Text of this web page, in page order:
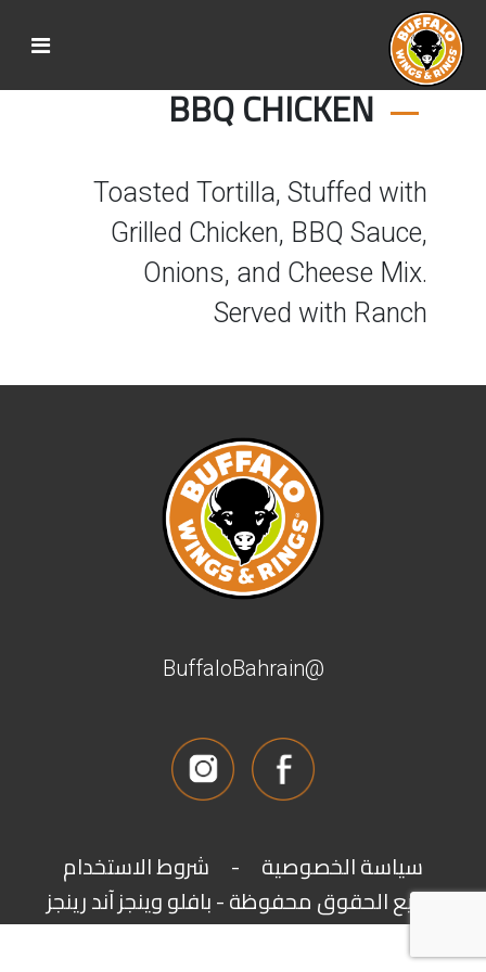
BBQ CHICKEN
Toasted Tortilla, Stuffed with
Grilled Chicken, BBQ Sauce,
Onions, and Cheese Mix.
Served with Ranch
@BuffaloBahrain
سياسة الخصوصية - شروط الاستخدام
جميع الحقوق محفوظة - بافلو وينجز آند رينجز